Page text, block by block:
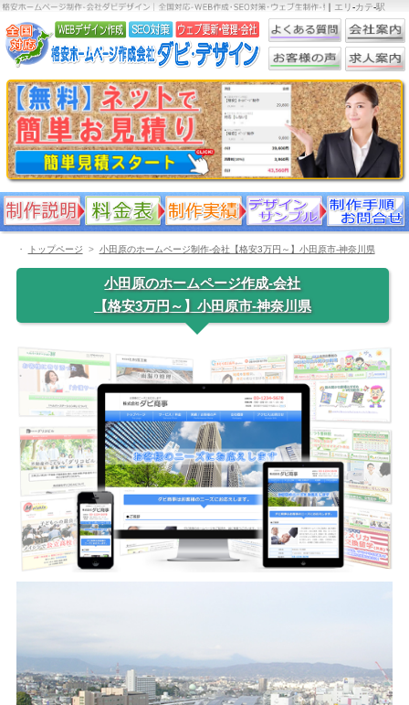
｜ エリ-カテ-駅
・ トップページ 小田原のホームページ制作-会社【格安3万円～】小田原市-神奈川県
小田原のホームページ作成-会社
【格安3万円～】小田原市-神奈川県